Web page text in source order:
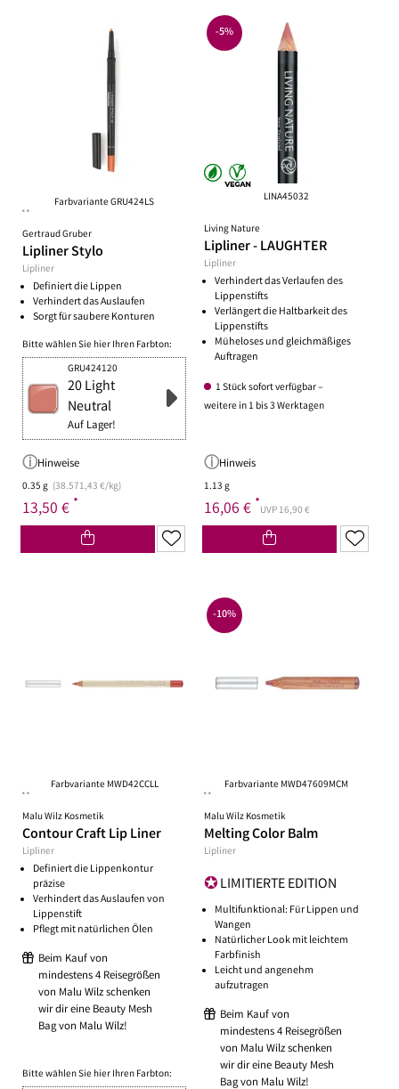
Farbvariante GRU424LS
**
Gertraud Gruber
Lipliner Stylo
Lipliner
Definiert die Lippen
Verhindert das Auslaufen
Sorgt für saubere Konturen
Bitte wählen Sie hier Ihren Farbton:
GRU424120
20 Light
Neutral
Auf Lager!
Hinweise
0.35 g (38.571,43 €/kg)
13,50 € *
LINA45032
Living Nature
Lipliner - LAUGHTER
Lipliner
Verhindert das Verlaufen des
Lippenstifts
Verlängert die Haltbarkeit des
Lippenstifts
Müheloses und gleichmäßiges
Auftragen
1 Stück sofort verfügbar –
weitere in 1 bis 3 Werktagen
Hinweis
1.13 g
16,06 € *UVP 16,90 €
-5%
Farbvariante MWD42CCLL
**
Malu Wilz Kosmetik
Contour Craft Lip Liner
Lipliner
Definiert die Lippenkontur
präzise
Verhindert das Auslaufen von
Lippenstift
Pflegt mit natürlichen Ölen
Beim Kauf von
mindestens 4 Reisegrößen
von Malu Wilz schenken
wir dir eine Beauty Mesh
Bag von Malu Wilz!
Bitte wählen Sie hier Ihren Farbton:
Farbvariante MWD47609MCM
**
Malu Wilz Kosmetik
Melting Color Balm
Lipliner
LIMITIERTE EDITION
Multifunktional: Für Lippen und
Wangen
Natürlicher Look mit leichtem
Farbfinish
Leicht und angenehm
aufzutragen
Beim Kauf von
mindestens 4 Reisegrößen
von Malu Wilz schenken
wir dir eine Beauty Mesh
Bag von Malu Wilz!
-10%